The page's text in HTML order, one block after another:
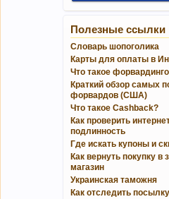
Полезные ссылки
Словарь шопоголика
Карты для оплаты в
Что такое
Краткий обзор самых
форвардов (США)
Что такое Cashback?
Как проверить
подлинность
Где искать купоны и
Как вернуть покупку в
магазин
Украинская таможня
Как отследить посылку